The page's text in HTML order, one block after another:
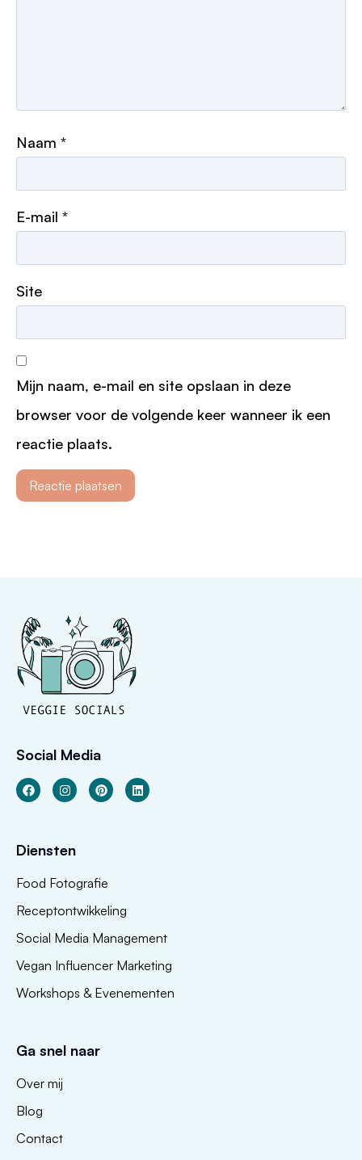
Naam *
E-mail *
Site
Mijn naam, e-mail en site opslaan in deze
browser voor de volgende keer wanneer ik een
reactie plaats.
Social Media
Diensten
Food Fotografie
Receptontwikkeling
Social Media Management
Vegan Influencer Marketing
Workshops & Evenementen
Ga snel naar
Over mij
Blog
Contact